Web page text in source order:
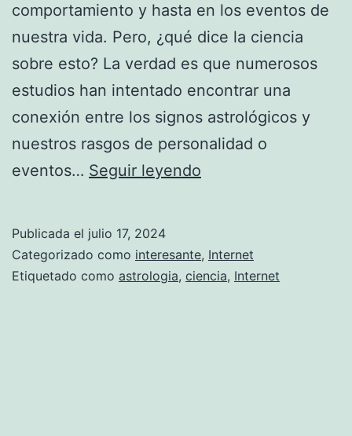
comportamiento y hasta en los eventos de
nuestra vida. Pero, ¿qué dice la ciencia
sobre esto? La verdad es que numerosos
estudios han intentado encontrar una
conexión entre los signos astrológicos y
nuestros rasgos de personalidad o
eventos… Seguir leyendo
é
t
Publicada el julio 17, 2024
Categorizado como interesante, Internet
Etiquetado como astrologia, ciencia, Internet